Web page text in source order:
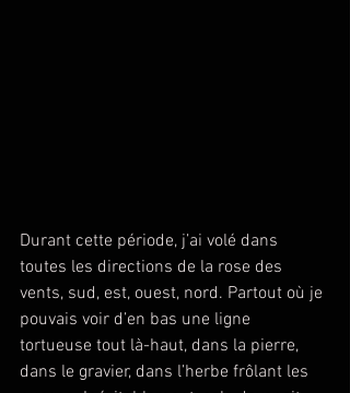
Durant cette période, j’ai volé dans
toutes les directions de la rose des
vents, sud, est, ouest, nord. Partout où je
pouvais voir d’en bas une ligne
tortueuse tout là-haut, dans la pierre,
dans le gravier, dans l’herbe frôlant les